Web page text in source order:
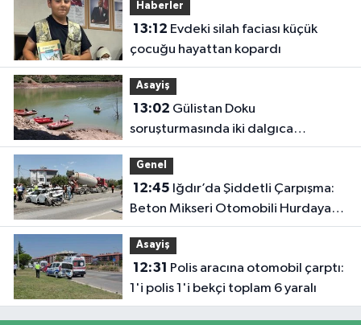
Haberler
13:12
çocuğu hayattan kopardı
Asayiş
13:02
soruşturmasında iki dalgıca
tutuklama
Genel
12:45
Beton Mikseri Otomobili Hurdaya
Çevirdi (4 Yaralı)
Asayiş
12:31
1'i polis 1'i bekçi toplam 6 yaralı